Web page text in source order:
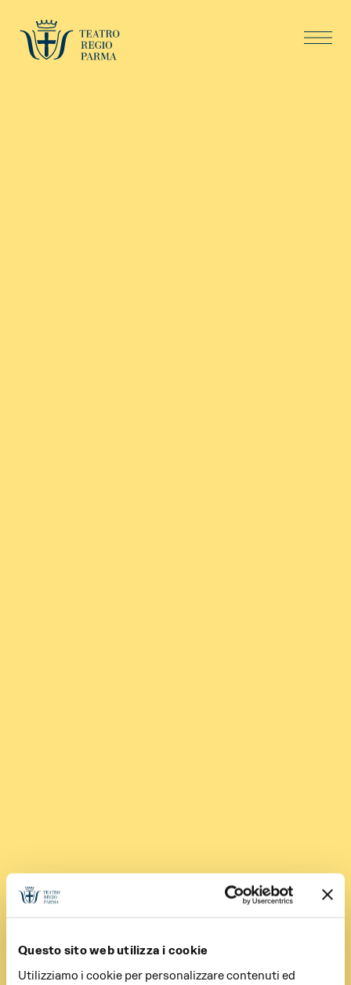
Questo sito web utilizza i cookie
Utilizziamo i cookie per personalizzare contenuti ed